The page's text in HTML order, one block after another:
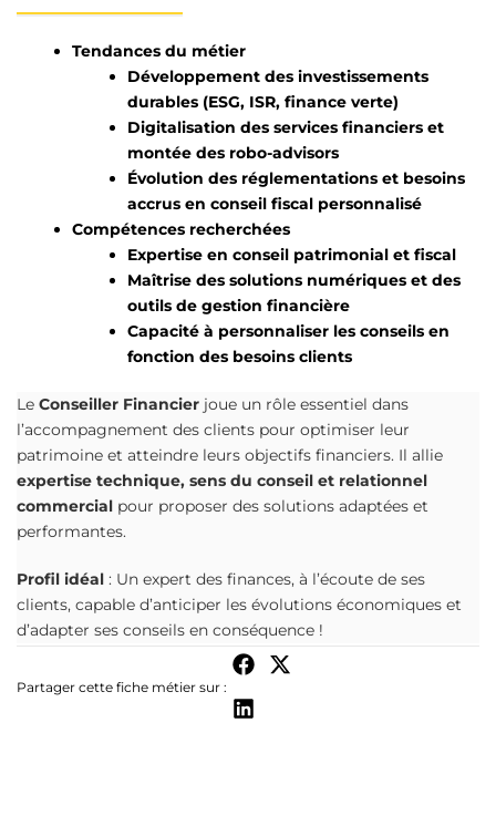
Tendances du métier
Développement des investissements
durables (ESG, ISR, finance verte)
Digitalisation des services financiers et
montée des robo-advisors
Évolution des réglementations et besoins
accrus en conseil fiscal personnalisé
Compétences recherchées
Expertise en conseil patrimonial et fiscal
Maîtrise des solutions numériques et des
outils de gestion financière
Capacité à personnaliser les conseils en
fonction des besoins clients
Le Conseiller Financier joue un rôle essentiel dans
l’accompagnement des clients pour optimiser leur
patrimoine et atteindre leurs objectifs financiers. Il allie
expertise technique, sens du conseil et relationnel
commercial pour proposer des solutions adaptées et
performantes.
Profil idéal : Un expert des finances, à l’écoute de ses
clients, capable d’anticiper les évolutions économiques et
d’adapter ses conseils en conséquence !
Partager cette fiche métier sur :